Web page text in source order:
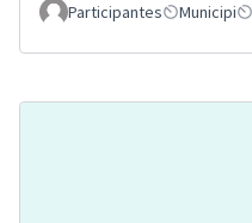
Participantes Municipi